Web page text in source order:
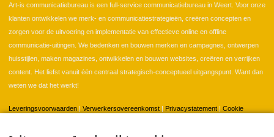
Art-is communicatiebureau is een full-service communicatiebureau in Weert. Voor onze
klanten ontwikkelen we merk- en communicatiestrategieën, creëren concepten en
zorgen voor de uitvoering en implementatie van effectieve online en offline
communicatie-uitingen. We bedenken en bouwen merken en campagnes, ontwerpen
huisstijlen, maken magazines, ontwikkelen en bouwen websites, creëren en verrijken
content. Het liefst vanuit één centraal strategisch-conceptueel uitgangspunt. Want dan
weten we dat het werkt!
Leveringsvoorwaarden Verwerkersovereenkomst Privacystatement
Cookie